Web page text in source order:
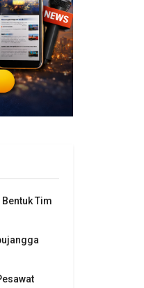
Tim